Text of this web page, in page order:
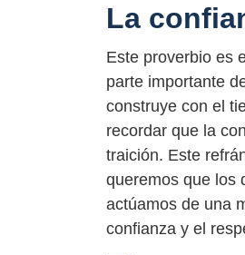
La
Este proverbio es
parte importante
construye con el
recordar que la
traición. Este
queremos que los
actúamos de una
confianza y el